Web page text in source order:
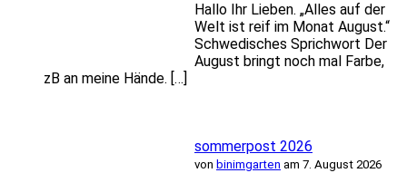
Hallo Ihr Lieben. „Alles auf der
Welt ist reif im Monat August.“
Schwedisches Sprichwort Der
August bringt noch mal Farbe,
zB an meine Hände. […]
sommerpost 2026
von binimgarten am 7. August 2026